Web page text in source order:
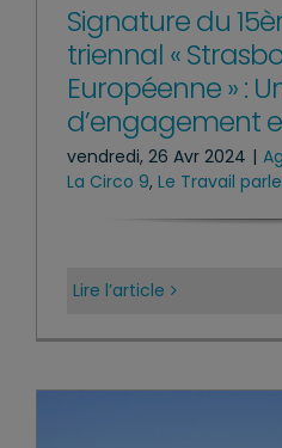
Signature du
triennal «
Européenne » :
d’engagement
vendredi, 26 Avr 2024 |
La Circo 9, Le Travail
Lire l’article